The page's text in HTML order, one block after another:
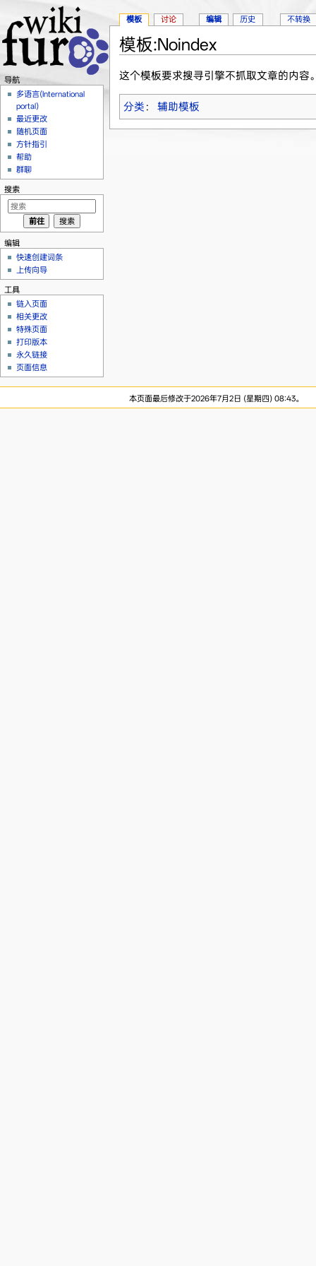
模板:Noindex
这个模板要求搜寻引擎不抓取文章的内
分类 ： 辅助模板
模板 讨论 编辑 历史 不转换
导航
多语言(International
portal)
最近更改
随机页面
方针指引
帮助
群聊
搜索
编辑
快速创建词条
上传向导
工具
链入页面
相关更改
特殊页面
打印版本
永久链接
页面信息
本页面最后修改于2026年7月2日 (星期四) 08:43。